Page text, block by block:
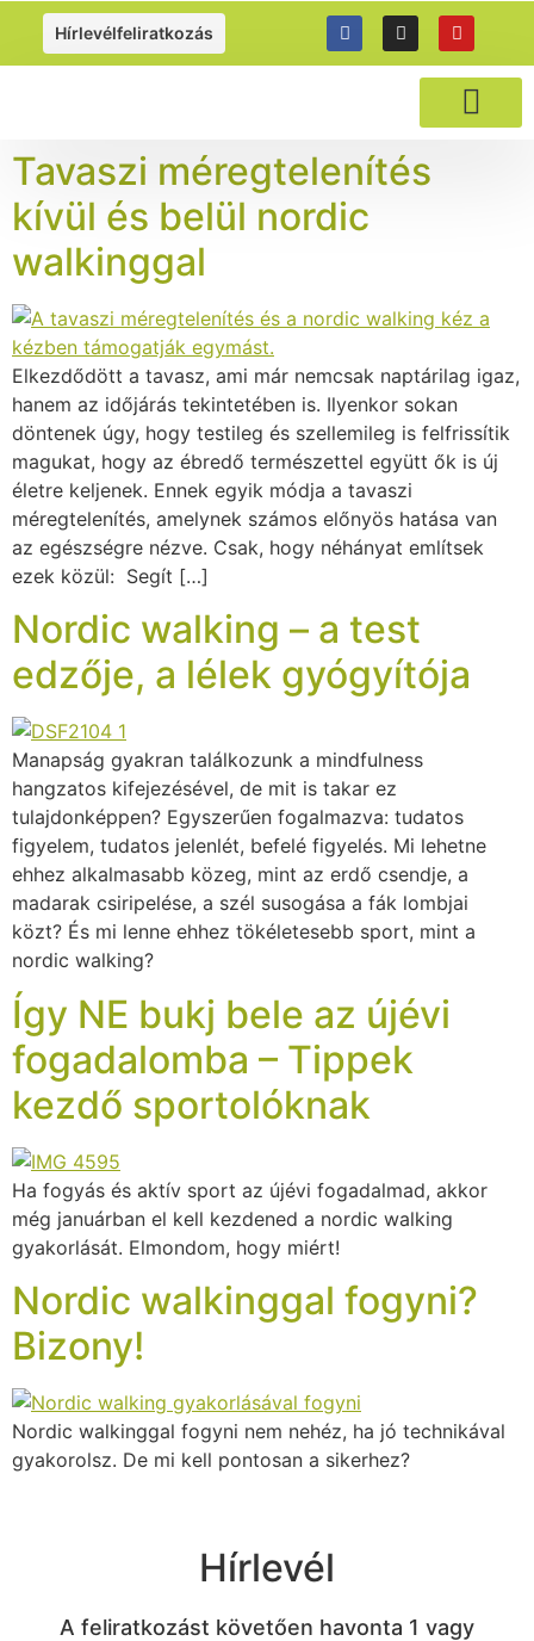
https://gyalogolj.hu
Hírlevélfeliratkozás
Tavaszi méregtelenítés
kívül és belül nordic
walkinggal
Elkezdődött a tavasz, ami már nemcsak naptárilag igaz,
hanem az időjárás tekintetében is. Ilyenkor sokan
döntenek úgy, hogy testileg és szellemileg is felfrissítik
magukat, hogy az ébredő természettel együtt ők is új
életre keljenek. Ennek egyik módja a tavaszi
méregtelenítés, amelynek számos előnyös hatása van
az egészségre nézve. Csak, hogy néhányat említsek
ezek közül: Segít […]
Nordic walking – a test
edzője, a lélek gyógyítója
Manapság gyakran találkozunk a mindfulness
hangzatos kifejezésével, de mit is takar ez
tulajdonképpen? Egyszerűen fogalmazva: tudatos
figyelem, tudatos jelenlét, befelé figyelés. Mi lehetne
ehhez alkalmasabb közeg, mint az erdő csendje, a
madarak csiripelése, a szél susogása a fák lombjai
közt? És mi lenne ehhez tökéletesebb sport, mint a
nordic walking?
Így NE bukj bele az újévi
fogadalomba – Tippek
kezdő sportolóknak
Ha fogyás és aktív sport az újévi fogadalmad, akkor
még januárban el kell kezdened a nordic walking
gyakorlását. Elmondom, hogy miért!
Nordic walkinggal fogyni?
Bizony!
Nordic walkinggal fogyni nem nehéz, ha jó technikával
gyakorolsz. De mi kell pontosan a sikerhez?
Hírlevél
A feliratkozást követően havonta 1 vagy